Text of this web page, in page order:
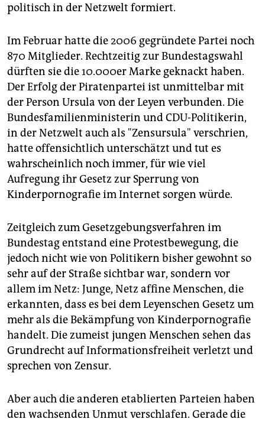
politisch in der Netzwelt formiert.
Im Februar hatte die 2006 gegründete Partei noch
870 Mitglieder. Rechtzeitig zur Bundestagswahl
dürften sie die 10.000er Marke geknackt haben.
Der Erfolg der Piratenpartei ist unmittelbar mit
der Person Ursula von der Leyen verbunden. Die
Bundesfamilienministerin und CDU-Politikerin,
in der Netzwelt auch als "Zensursula" verschrien,
hatte offensichtlich unterschätzt und tut es
wahrscheinlich noch immer, für wie viel
Aufregung ihr Gesetz zur Sperrung von
Kinderpornografie im Internet sorgen würde.
Zeitgleich zum Gesetzgebungsverfahren im
Bundestag entstand eine Protestbewegung, die
jedoch nicht wie von Politikern bisher gewohnt so
sehr auf der Straße sichtbar war, sondern vor
allem im Netz: Junge, Netz affine Menschen, die
erkannten, dass es bei dem Leyenschen Gesetz um
mehr als die Bekämpfung von Kinderpornografie
handelt. Die zumeist jungen Menschen sehen das
Grundrecht auf Informationsfreiheit verletzt und
sprechen von Zensur.
Aber auch die anderen etablierten Parteien haben
den wachsenden Unmut verschlafen. Gerade die